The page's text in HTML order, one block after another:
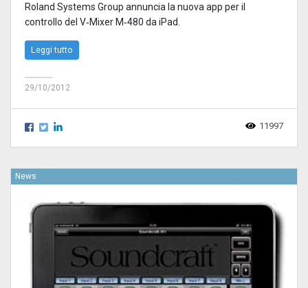
Roland Systems Group annuncia la nuova app per il
controllo del V‑Mixer M‑480 da iPad.
Leggi tutto
29/10/2012
11997
News